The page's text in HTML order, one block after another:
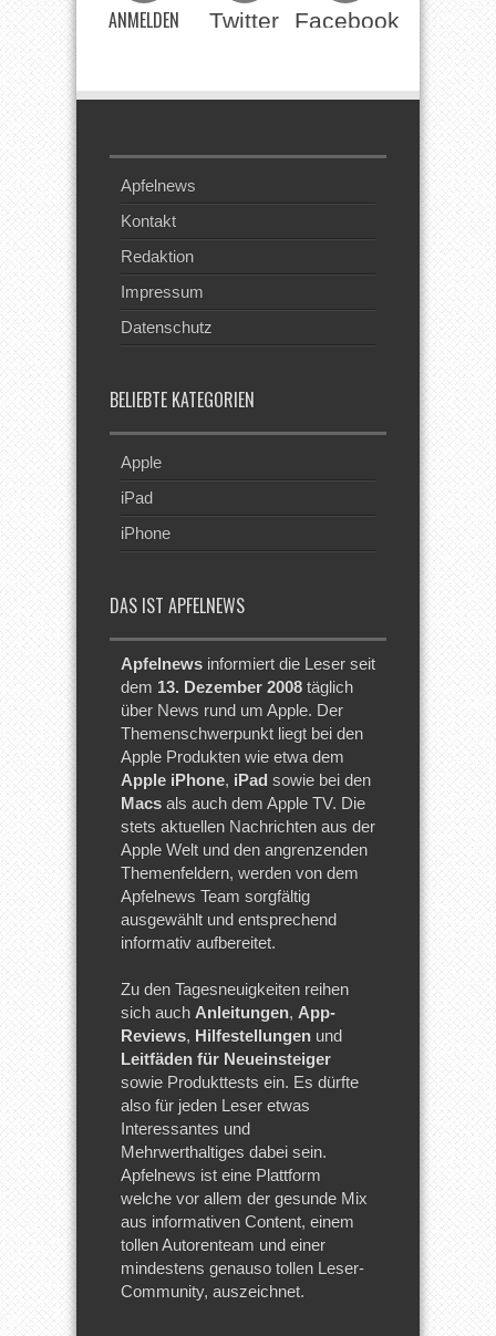
ANMELDEN Twitter Facebook
Apfelnews
Kontakt
Redaktion
Impressum
Datenschutz
BELIEBTE KATEGORIEN
Apple
iPad
iPhone
DAS IST APFELNEWS
Apfelnews informiert die Leser seit
dem 13. Dezember 2008 täglich
über News rund um Apple. Der
Themenschwerpunkt liegt bei den
Apple Produkten wie etwa dem
Apple iPhone, iPad sowie bei den
Macs als auch dem Apple TV. Die
stets aktuellen Nachrichten aus der
Apple Welt und den angrenzenden
Themenfeldern, werden von dem
Apfelnews Team sorgfältig
ausgewählt und entsprechend
informativ aufbereitet.
Zu den Tagesneuigkeiten reihen
sich auch Anleitungen, App-
Reviews, Hilfestellungen und
Leitfäden für Neueinsteiger
sowie Produkttests ein. Es dürfte
also für jeden Leser etwas
Interessantes und
Mehrwerthaltiges dabei sein.
Apfelnews ist eine Plattform
welche vor allem der gesunde Mix
aus informativen Content, einem
tollen Autorenteam und einer
mindestens genauso tollen Leser-
Community, auszeichnet.